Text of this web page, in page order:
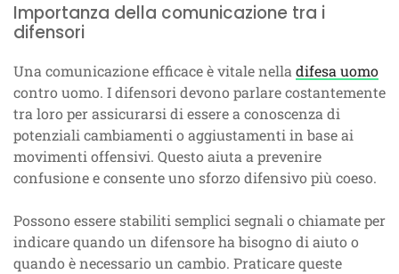
Importanza della comunicazione tra i
difensori
Una comunicazione efficace è vitale nelladifesa uomo
contro uomo. I difensori devono parlare costantemente
tra loro per assicurarsi di essere a conoscenza di
potenziali cambiamenti o aggiustamenti in base ai
movimenti offensivi. Questo aiuta a prevenire
confusione e consente uno sforzo difensivo più coeso.
Possono essere stabiliti semplici segnali o chiamate per
indicare quando un difensore ha bisogno di aiuto o
quando è necessario un cambio. Praticare queste